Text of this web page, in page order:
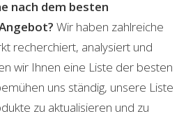
nach dem besten
Wir haben zahlreiche
recherchiert, analysiert und
wir Ihnen eine Liste der besten
uns ständig, unsere Liste
zu aktualisieren und zu